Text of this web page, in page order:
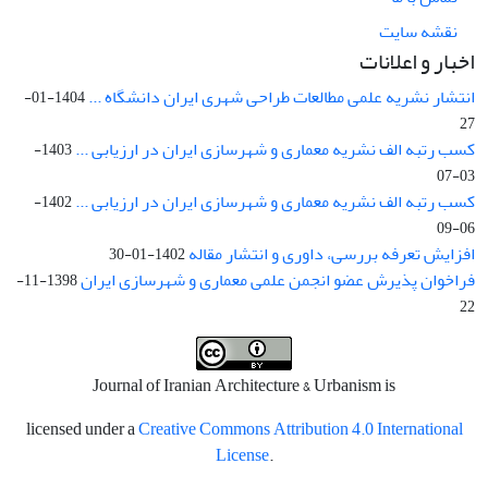
نقشه سایت
اخبار و اعلانات
انتشار نشریه علمی مطالعات طراحی شهری ایران دانشگاه ...
1404-01-
27
کسب رتبه الف نشریه معماری و شهرسازی ایران در ارزیابی ...
1403-
03-07
کسب رتبه الف نشریه معماری و شهرسازی ایران در ارزیابی ...
1402-
06-09
افزایش تعرفه بررسی، داوری و انتشار مقاله1402-01-30
فراخوان پذیرش عضو انجمن علمی معماری و شهرسازی ایران
1398-11-
22
Journal of Iranian Architecture & Urbanism is
licensed under aCreative Commons Attribution 4.0 International
License.